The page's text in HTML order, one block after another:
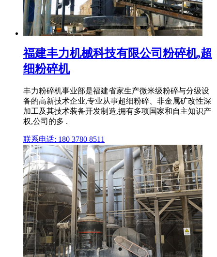
福建丰力机械科技有限公司粉碎机,超
细粉碎机
丰力粉碎机事业部是福建省家生产微米级粉碎与分级设
备的高新技术企业,专业从事超细粉碎、非金属矿改性深
加工及其技术装备开发制造,拥有多项国家和自主知识产
权,公司的多 .
联系电话: 180 3780 8511